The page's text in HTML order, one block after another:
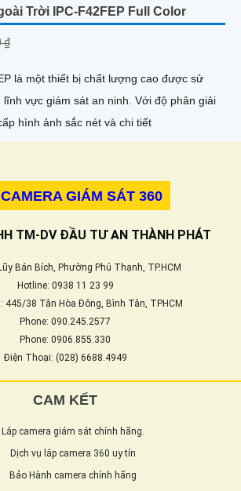
Trời IPC-F42FEP Full Color
₫
là một thiết bị chất lượng cao được sử
giám sát an ninh. Với độ phân giải
hình ảnh sắc nét và chi tiết
GIÁM SÁT 360
TM-DV ĐẦU TƯ AN THÀNH PHÁT
Bán Bích, Phường Phú Thạnh, TP.HCM
Hotline: 0938 11 23 99
445/38 Tân Hòa Đông, Bình Tân, TPHCM
Phone: 090.245.2577
Phone: 0906.855.330
Điện Thoại: (028) 6688.4949
CAM KẾT
Lắp camera giám sát chính hãng.
Dịch vụ lắp camera 360 uy tín
Bảo Hành camera chính hãng